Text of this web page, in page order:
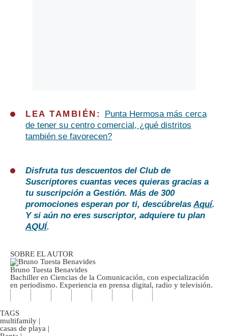
LEA TAMBIÉN:
Punta Hermosa más cerca
de tener su centro comercial, ¿qué distritos
también se favorecen?
Disfruta tus descuentos del Club de
Suscriptores cuantas veces quieras gracias a
tu suscripción a Gestión. Más de 300
promociones esperan por ti, descúbrelasAquí.
Y si aún no eres suscriptor, adquiere tu plan
AQUÍ.
SOBRE EL AUTOR
Bruno Tuesta Benavides
Bachiller en Ciencias de la Comunicación, con especialización
en periodismo. Experiencia en prensa digital, radio y televisión.
TAGS
multifamily |
casas de playa |